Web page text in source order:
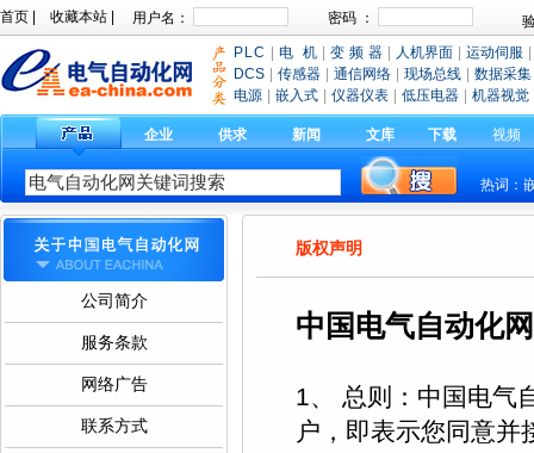
首页 收藏本站
PLC 电 机 变 频 器 人机界面 运动伺服
DCS
传感器 通信网络 现场总线
数据采集
电源
嵌入式 仪器仪表 低压电器 机器视觉
企业 供求 新闻 文库 下载 视频
热词：
公司简介
服务条款
网络广告
联系方式
版权声明
中国电气自动化
1、 总则：中国电气
户，即表示您同意